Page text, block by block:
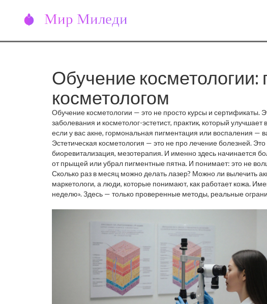
Обучение косметологии:
косметологом
Обучение косметологии — это не просто курсы и сертификаты.
заболевания и косметолог-эстетист, практик, который
если у вас акне, гормональная пигментация или воспаления —
эстетиста. Путаница между ними — одна из главных причин
Эстетическая косметология — это не про лечение болезней.
биоревитализация, мезотерапия. И именно здесь начинается
от прыщей или убрал пигментные пятна. И понимает: это не
косметологии требует понимания анатомии кожи, механизмов
татуировке, при загаре или при беременности — это не просто
чужие схемы.
Сколько раз в месяц можно делать лазер? Можно ли вылечить
маркетологи, а люди, которые понимают, как работает кожа.
неделю». Здесь — только проверенные методы, реальные
слушать рекламу и начать учиться у тех, кто знает, как это